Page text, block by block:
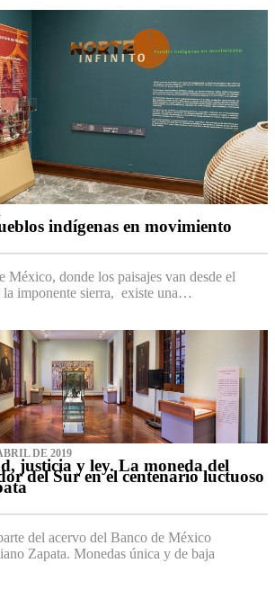
indígenas en movimiento
México, donde los paisajes van desde el
la imponente sierra, existe una…
DE 2019
justicia y ley. La moneda del
del Sur en el centenario luctuoso
del acervo del Banco de México
Zapata. Monedas única y de baja